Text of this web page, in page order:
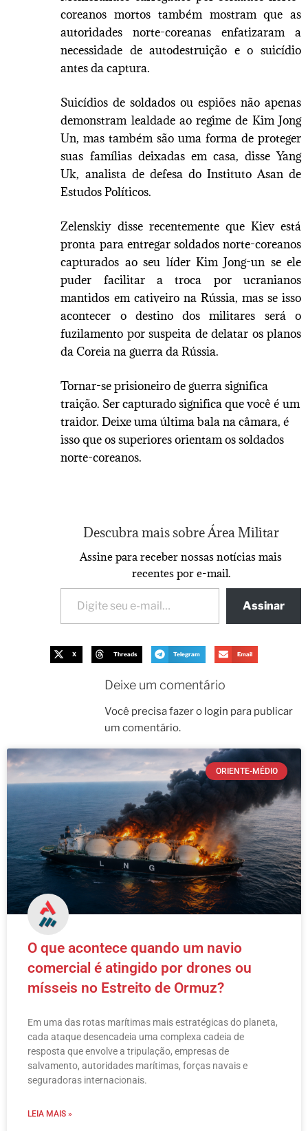
coreanos mortos também mostram que as
autoridades norte-coreanas enfatizaram a
necessidade de autodestruição e o suicídio
antes da captura.
Suicídios de soldados ou espiões não apenas
demonstram lealdade ao regime de Kim Jong
Un, mas também são uma forma de proteger
suas famílias deixadas em casa, disse Yang
Uk, analista de defesa do Instituto Asan de
Estudos Políticos.
Zelenskiy disse recentemente que Kiev está
pronta para entregar soldados norte-coreanos
capturados ao seu líder Kim Jong-un se ele
puder facilitar a troca por ucranianos
mantidos em cativeiro na Rússia, mas se isso
acontecer o destino dos militares será o
fuzilamento por suspeita de delatar os planos
da Coreia na guerra da Rússia.
Tornar-se prisioneiro de guerra significa
traição. Ser capturado significa que você é um
traidor. Deixe uma última bala na câmara, é
isso que os superiores orientam os soldados
norte-coreanos.
Descubra mais sobre Área Militar
Assine para receber nossas notícias mais
recentes por e-mail.
Assinar
X Threads Telegram Email
Deixe um comentário
Você precisa fazer o login para publicar
um comentário.
ORIENTE-MÉDIO
O que acontece quando um navio
comercial é atingido por drones ou
mísseis no Estreito de Ormuz?
Em uma das rotas marítimas mais estratégicas do planeta,
cada ataque desencadeia uma complexa cadeia de
resposta que envolve a tripulação, empresas de
salvamento, autoridades marítimas, forças navais e
seguradoras internacionais.
LEIA MAIS »